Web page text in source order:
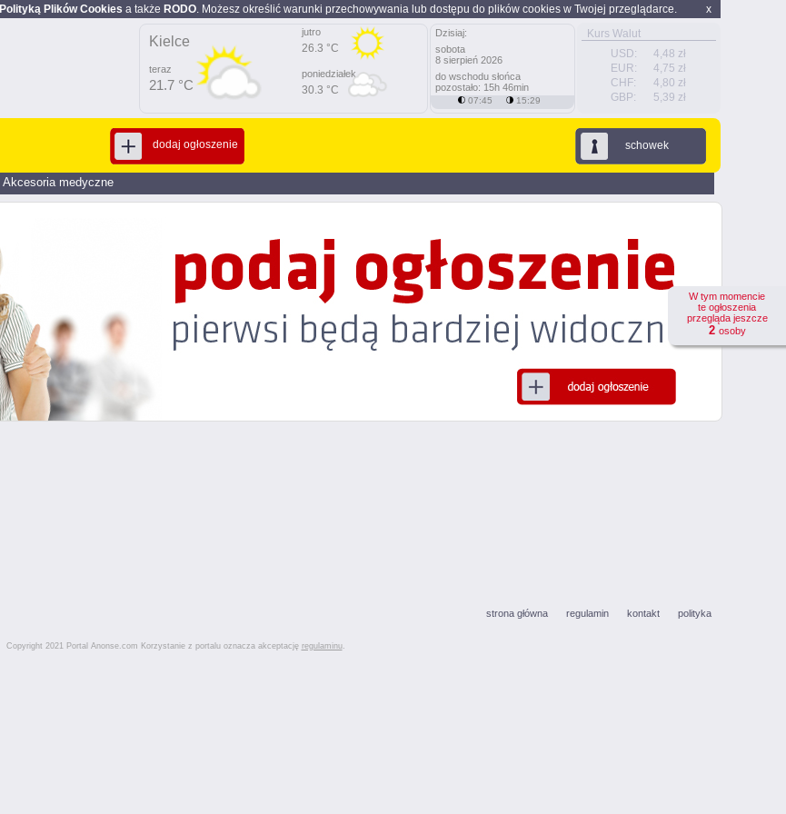
x
Polityką Plików Cookies a także RODO. Możesz określić warunki przechowywania lub dostępu do plików cookies w Twojej przeglądarce.
Kurs Walut
USD:
4,48 zł
EUR:
4,75 zł
CHF:
4,80 zł
GBP:
5,39 zł
Kielce
teraz
21.7 °C
jutro
26.3 °C
poniedziałek
30.3 °C
Dzisiaj:
sobota
8 sierpień 2026
do wschodu słońca
pozostało: 15h 46min
07:45 15:29
schowek
dodaj ogłoszenie
Akcesoria medyczne
W tym momencie
te ogłoszenia
przegląda jeszcze
2 osoby
strona główna regulamin kontakt polityka
Copyright 2021 Portal Anonse.com Korzystanie z portalu oznacza akceptację regulaminu.